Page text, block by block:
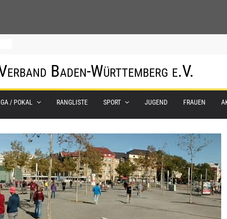
Baden-Württemberg e.V.
/ POKAL RANGLISTE SPORT JUGEND FRAUEN